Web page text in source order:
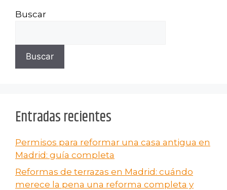
Buscar
Buscar
Entradas recientes
Permisos para reformar una casa antigua en
Madrid: guía completa
Reformas de terrazas en Madrid: cuándo
merece la pena una reforma completa y